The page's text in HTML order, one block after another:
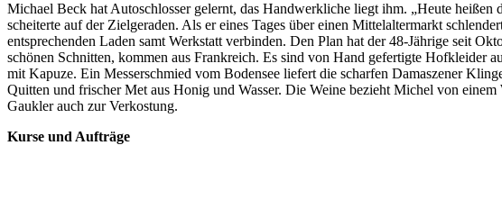
Michael Beck hat Autoschlosser gelernt, das Handwerkliche liegt ihm. „Heute
scheiterte auf der Zielgeraden. Als er eines Tages über einen Mittelaltermarkt
entsprechenden Laden samt Werkstatt verbinden. Den Plan hat der 48-Jährige seit
schönen Schnitten, kommen aus Frankreich. Es sind von Hand gefertigte Hofkleider
mit Kapuze. Ein Messerschmied vom Bodensee liefert die scharfen Damaszener
Quitten und frischer Met aus Honig und Wasser. Die Weine bezieht Michel von
Gaukler auch zur Verkostung.
Kurse und Aufträge